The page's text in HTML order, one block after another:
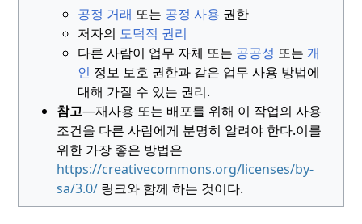
공정 거래 또는 공정 사용 권한
저자의 도덕적 권리
다른 사람이 업무 자체 또는 공공성 또는 개
인 정보 보호 권한과 같은 업무 사용 방법에
대해 가질 수 있는 권리.
참고—재사용 또는 배포를 위해 이 작업의 사용
조건을 다른 사람에게 분명히 알려야 한다.이를
위한 가장 좋은 방법은
https://creativecommons.org/licenses/by-
sa/3.0/ 링크와 함께 하는 것이다.